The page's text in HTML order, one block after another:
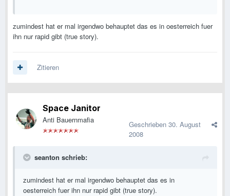
zumindest hat er mal irgendwo behauptet das es in oesterreich fuer
ihn nur rapid gibt (true story).
Zitieren
Space Janitor
Anti Bauernmafia Geschrieben 30. August
2008
seanton schrieb:
zumindest hat er mal irgendwo behauptet das es in
oesterreich fuer ihn nur rapid gibt (true story).